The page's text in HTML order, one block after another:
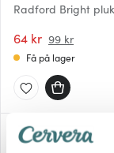
Radford Bright
64 kr 99 kr
Få på lager